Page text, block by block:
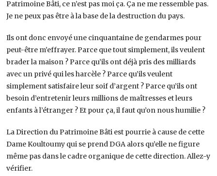
Patrimoine Bâti, ce n’est pas moi ça. Ça ne me ressemble pas.
Je ne peux pas être à la base de la destruction du pays.
Ils ont donc envoyé une cinquantaine de gendarmes pour
peut-être m’effrayer. Parce que tout simplement, ils veulent
brader la maison ? Parce qu’ils ont déjà pris des milliards
avec un privé qui les harcèle ? Parce qu’ils veulent
simplement satisfaire leur soif d’argent ? Parce qu’ils ont
besoin d’entretenir leurs millions de maîtresses et leurs
enfants à l’étranger ? Et pour ça, il faut qu’on nous humilie ?
La Direction du Patrimoine Bâti est pourrie à cause de cette
Dame Koultoumy qui se prend DGA alors qu’elle ne figure
même pas dans le cadre organique de cette direction. Allez-y
vérifier.